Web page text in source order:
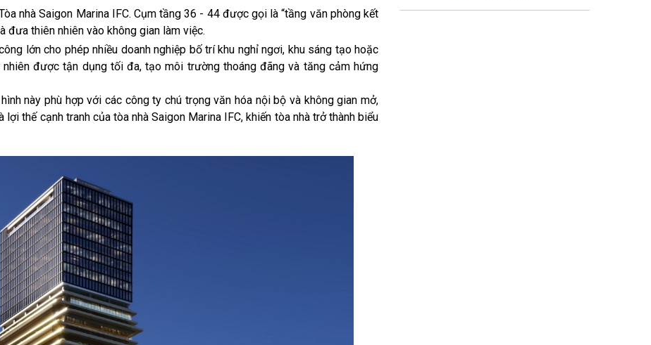
nhà Saigon Marina IFC. Cụm tầng 36 - 44 được gọi là “tầng văn phòng kết
đưa thiên nhiên vào không gian làm việc.
lớn cho phép nhiều doanh nghiệp bố trí khu nghỉ ngơi, khu sáng tạo hoặc
được tận dụng tối đa, tạo môi trường thoáng đãng và tăng cảm hứng
này phù hợp với các công ty chú trọng văn hóa nội bộ và không gian mở,
thế cạnh tranh của tòa nhà Saigon Marina IFC, khiến tòa nhà trở thành biểu